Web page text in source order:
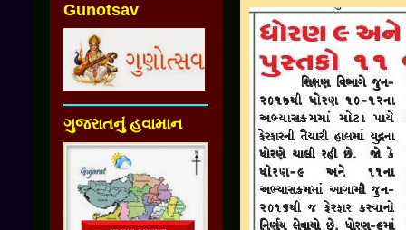
Gunotsav
ગુજરાતનું હવામાન